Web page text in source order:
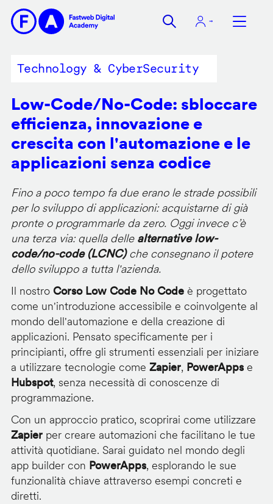
contenuto
Technology & CyberSecurity
Low-Code/No-Code: sbloccare
efficienza, innovazione e
crescita con l'automazione e le
applicazioni senza codice
Fino a poco tempo fa due erano le strade possibili
per lo sviluppo di applicazioni: acquistarne di già
pronte o programmarle da zero. Oggi invece c’è
una terza via: quella delle alternative low-
code/no-code (LCNC)che consegnano il potere
dello sviluppo a tutta l'azienda.
Il nostro Corso Low Code No Codeè progettato
come un'introduzione accessibile e coinvolgente al
mondo dell'automazione e della creazione di
applicazioni. Pensato specificamente per i
principianti, offre gli strumenti essenziali per iniziare
a utilizzare tecnologie come Zapier, PowerAppse
Hubspot, senza necessità di conoscenze di
programmazione.
Con un approccio pratico, scoprirai come utilizzare
Zapierper creare automazioni che facilitano le tue
attività quotidiane. Sarai guidato nel mondo degli
app builder con PowerApps, esplorando le sue
funzionalità chiave attraverso esempi concreti e
diretti.